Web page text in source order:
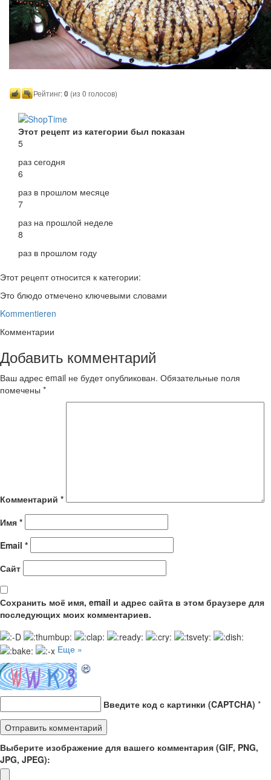
Рейтинг:0 (из 0 голосов)
Этот рецепт из категории был показан
5
раз сегодня
6
раз в прошлом месяце
7
раз на прошлой неделе
8
раз в прошлом году
Этот рецепт относится к категории:
Это блюдо отмечено ключевыми словами
Kommentieren
Комментарии
Добавить комментарий
Ваш адрес email не будет опубликован. Обязательные поля
помечены *
Комментарий *
Имя *
Email *
Сайт
Сохранить моё имя, email и адрес сайта в этом браузере для
последующих моих комментариев.
Еще »
Введите код с картинки (CAPTCHA) *
Выберите изображение для вашего комментария (GIF, PNG,
JPG, JPEG):